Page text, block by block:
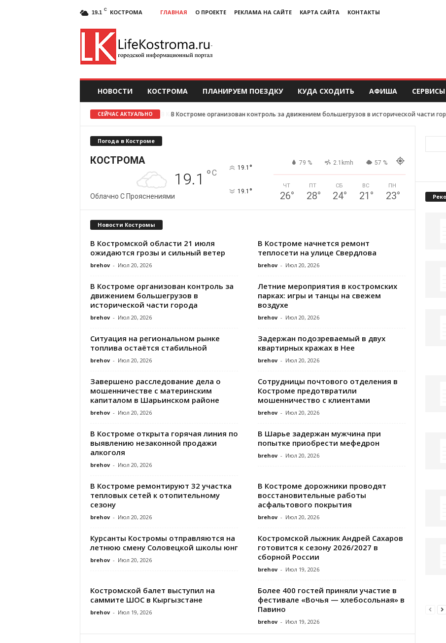
19.1 C КОСТРОМА ГЛАВНАЯ О ПРОЕКТЕ РЕКЛАМА НА САЙТЕ КАРТА САЙТА КОНТАКТЫ
НОВОСТИ КОСТРОМА ПЛАНИРУЕМ ПОЕЗДКУ КУДА СХОДИТЬ АФИША СЕРВИСЫ
СЕЙЧАС АКТУАЛЬНО В Костроме организован контроль за движением большегрузов в исторической части
Погода в Костроме
КОСТРОМА
Облачно С Прояснениями
19.1 °C
19.1 °
19.1 °
79 % 2.1kmh 57 %
ЧТ
26°
ПТ
28°
СБ
24°
ВС
21 °
ПН
23°
Новости Костромы
В Костромской области 21 июля
ожидаются грозы и сильный ветер
brehov - Июл 20, 2026
В Костроме начнется ремонт
теплосети на улице Свердлова
brehov - Июл 20, 2026
В Костроме организован контроль за
движением большегрузов в
исторической части города
brehov - Июл 20, 2026
Летние мероприятия в костромских
парках: игры и танцы на свежем
воздухе
brehov - Июл 20, 2026
Ситуация на региональном рынке
топлива остаётся стабильной
brehov - Июл 20, 2026
Задержан подозреваемый в двух
квартирных кражах в Нее
brehov - Июл 20, 2026
Завершено расследование дела о
мошенничестве с материнским
капиталом в Шарьинском районе
brehov - Июл 20, 2026
Сотрудницы почтового отделения в
Костроме предотвратили
мошенничество с клиентами
brehov - Июл 20, 2026
В Костроме открыта горячая линия по
выявлению незаконной продажи
алкоголя
brehov - Июл 20, 2026
В Шарье задержан мужчина при
попытке приобрести мефедрон
brehov - Июл 20, 2026
В Костроме ремонтируют 32 участка
тепловых сетей к отопительному
сезону
brehov - Июл 20, 2026
В Костроме дорожники проводят
восстановительные работы
асфальтового покрытия
brehov - Июл 20, 2026
Курсанты Костромы отправляются на
летнюю смену Соловецкой школы юнг
brehov - Июл 20, 2026
Костромской лыжник Андрей Сахаров
готовится к сезону 2026/2027 в
сборной России
brehov - Июл 19, 2026
Костромской балет выступил на
саммите ШОС в Кыргызстане
brehov - Июл 19, 2026
Более 400 гостей приняли участие в
фестивале «Вочья — хлебосольная» в
Павино
brehov - Июл 19, 2026